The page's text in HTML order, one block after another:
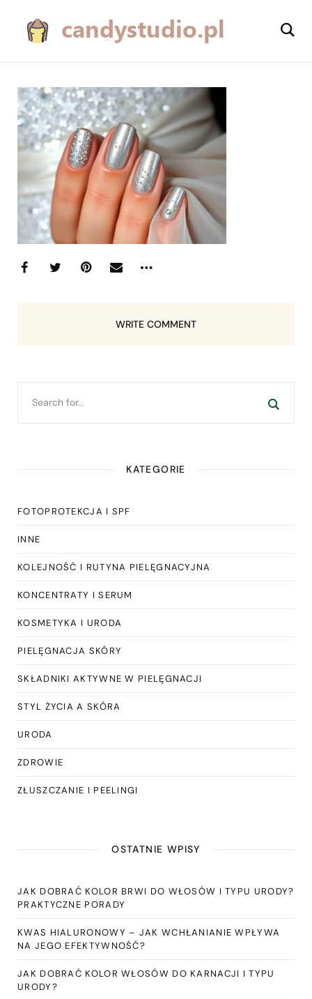
WRITE COMMENT
KATEGORIE
FOTOPROTEKCJA I SPF
INNE
KOLEJNOŚĆ I RUTYNA PIELĘGNACYJNA
KONCENTRATY I SERUM
KOSMETYKA I URODA
PIELĘGNACJA SKÓRY
SKŁADNIKI AKTYWNE W PIELĘGNACJI
STYL ŻYCIA A SKÓRA
URODA
ZDROWIE
ZŁUSZCZANIE I PEELINGI
OSTATNIE WPISY
JAK DOBRAĆ KOLOR BRWI DO WŁOSÓW I TYPU URODY?
PRAKTYCZNE PORADY
KWAS HIALURONOWY – JAK WCHŁANIANIE WPŁYWA
NA JEGO EFEKTYWNOŚĆ?
JAK DOBRAĆ KOLOR WŁOSÓW DO KARNACJI I TYPU
URODY?